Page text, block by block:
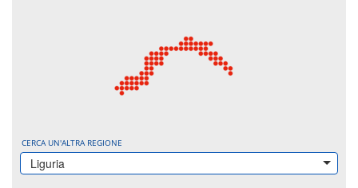
CERCA UN'ALTRA REGIONE
Liguria